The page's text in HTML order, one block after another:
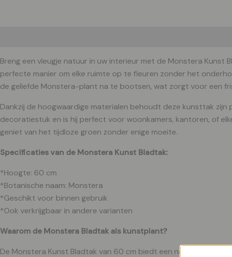
Breng een vleugje natuur in uw interieur met de Monstera Kunst
perfecte manier om elke ruimte op te fleuren zonder het
de geliefde Monstera-plant na te bootsen, wat zorgt voor een
Dankzij de hoogwaardige materialen behoudt deze kunsttak zijn
decoratiestuk en is hij perfect voor woonkamers, kantoren, of
geniet van het tijdloze groen zonder enige moeite.
Specificaties van de Monstera Kunst Bladtak:
*Hoogte: 60 cm
*Botanische naam: Monstera
*Geschikt voor binnen gebruik
*Ook verkrijgbaar in andere varianten
Waarom de Monstera Bladtak als kunstplant?
De Monstera Kunst Bladtak van 60 cm biedt een natuurlijke